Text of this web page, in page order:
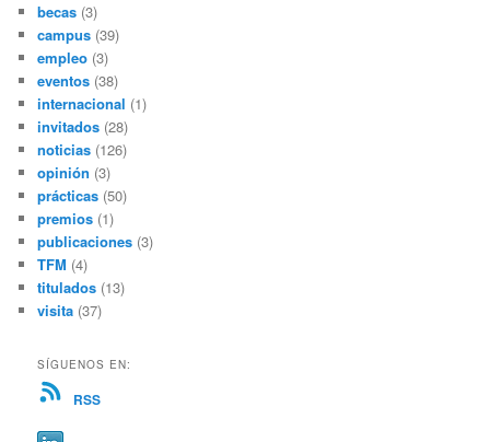
becas (3)
campus (39)
empleo (3)
eventos (38)
internacional (1)
invitados (28)
noticias (126)
opinión (3)
prácticas (50)
premios (1)
publicaciones (3)
TFM (4)
titulados (13)
visita (37)
SÍGUENOS EN:
RSS